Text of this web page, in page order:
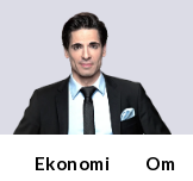
Ekonomi Om